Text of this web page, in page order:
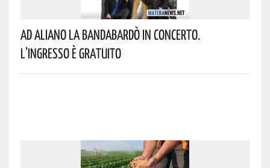
Ad Aliano La Bandabardò In Concerto.
L’ingresso È Gratuito